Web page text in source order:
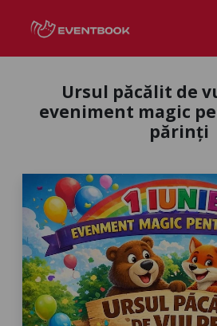
Ursul păcălit de
eveniment magic
părinți